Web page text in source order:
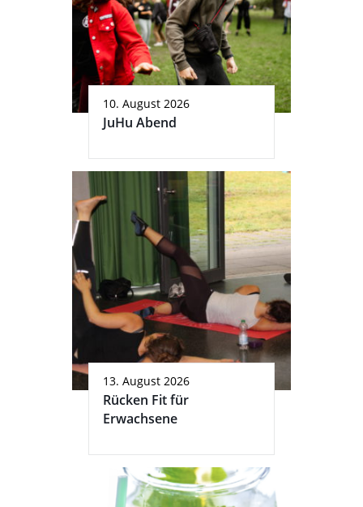
10. August 2026
JuHu Abend
13. August 2026
Rücken Fit für
Erwachsene